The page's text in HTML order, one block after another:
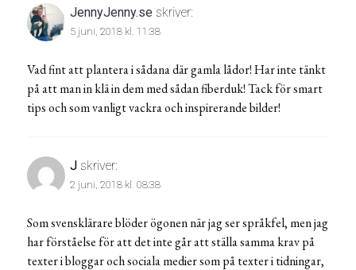
JennyJenny.se skriver:
5 juni, 2018 kl. 11:38
Vad fint att plantera i sådana där gamla lådor! Har inte tänkt
på att man in klä in dem med sådan fiberduk! Tack för smart
tips och som vanligt vackra och inspirerande bilder!
J skriver:
2 juni, 2018 kl. 08:38
Som svensklärare blöder ögonen när jag ser språkfel, men jag
har förståelse för att det inte går att ställa samma krav på
texter i bloggar och sociala medier som på texter i tidningar,